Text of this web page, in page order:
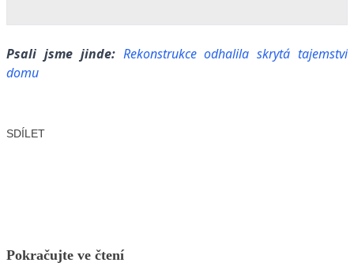
Psali jsme jinde: Rekonstrukce odhalila skrytá tajemství
domu
SDÍLET
Pokračujte ve čtení